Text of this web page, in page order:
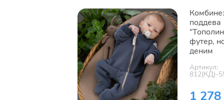
поддева
футер,
деним
Артикул:
812(КД)-
1 278